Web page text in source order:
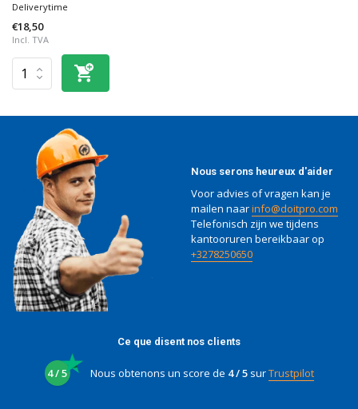
Deliverytime
€18,50
Incl. TVA
Nous serons heureux d'aider
Voor advies of vragen kan je
mailen naarinfo@doitpro.com
Telefonisch zijn we tijdens
kantooruren bereikbaar op
+3278250650
Ce que disent nos clients
4 / 5 Nous obtenons un score de 4 / 5surTrustpilot